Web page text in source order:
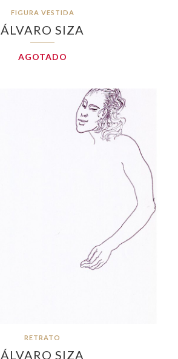
FIGURA VESTIDA
ÁLVARO SIZA
AGOTADO
RETRATO
ÁLVARO SIZA